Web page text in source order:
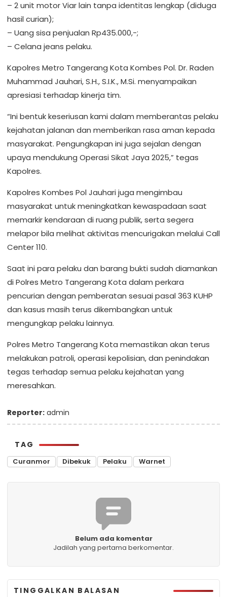
– 2 unit motor Viar lain tanpa identitas lengkap (diduga
hasil curian);
– Uang sisa penjualan Rp435.000,-;
– Celana jeans pelaku.
Kapolres Metro Tangerang Kota Kombes Pol. Dr. Raden
Muhammad Jauhari, S.H., S.I.K., M.Si. menyampaikan
apresiasi terhadap kinerja tim.
“Ini bentuk keseriusan kami dalam memberantas pelaku
kejahatan jalanan dan memberikan rasa aman kepada
masyarakat. Pengungkapan ini juga sejalan dengan
upaya mendukung Operasi Sikat Jaya 2025,” tegas
Kapolres.
Kapolres Kombes Pol Jauhari juga mengimbau
masyarakat untuk meningkatkan kewaspadaan saat
memarkir kendaraan di ruang publik, serta segera
melapor bila melihat aktivitas mencurigakan melalui Call
Center 110.
Saat ini para pelaku dan barang bukti sudah diamankan
di Polres Metro Tangerang Kota dalam perkara
pencurian dengan pemberatan sesuai pasal 363 KUHP
dan kasus masih terus dikembangkan untuk
mengungkap pelaku lainnya.
Polres Metro Tangerang Kota memastikan akan terus
melakukan patroli, operasi kepolisian, dan penindakan
tegas terhadap semua pelaku kejahatan yang
meresahkan.
Reporter: admin
TAG
Curanmor Dibekuk Pelaku Warnet
Belum ada komentar
Jadilah yang pertama berkomentar.
TINGGALKAN BALASAN